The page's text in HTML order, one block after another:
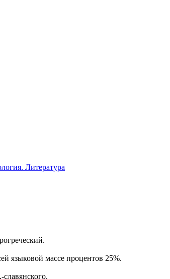
Литература
языковой массе процентов 25%.